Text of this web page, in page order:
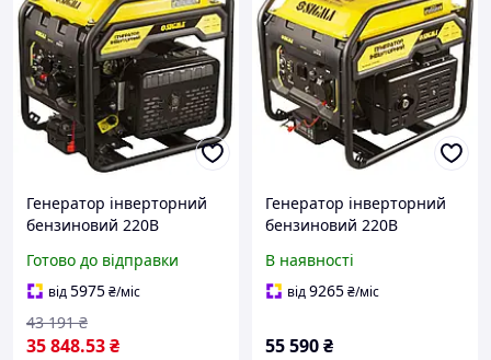
Генератор інверторний
бензиновий 220В
з виведенням під АВР
SIGMA (5710771) Baumar -
Купуй Це
Готово до відправки
від5975₴/міс
35 848.53₴
43 191 ₴
Генератор інверторний
бензиновий 220В
з виведенням під АВР
SIGMA (5710781)
В наявності
від9265₴/міс
55 590₴